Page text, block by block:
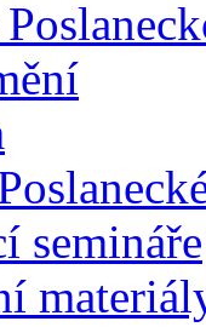
semináře